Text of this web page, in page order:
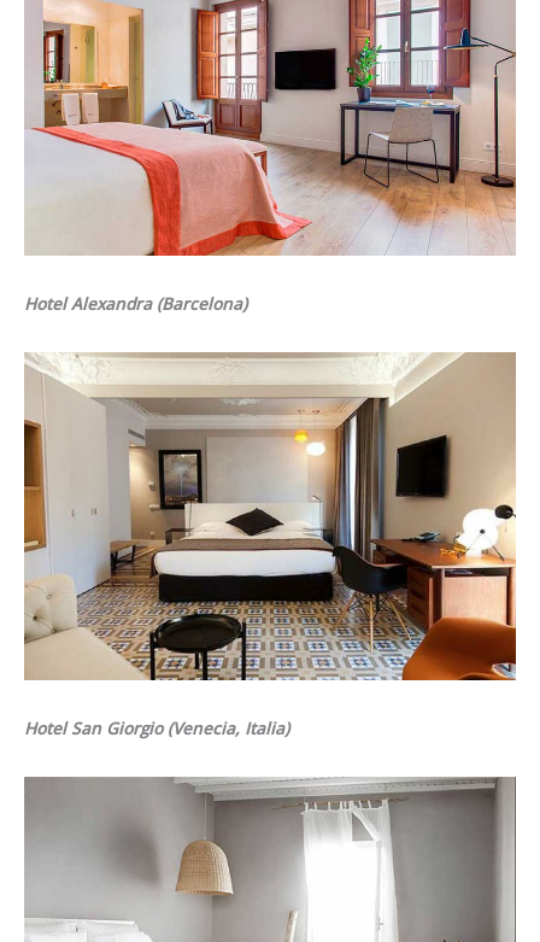
Hotel Alexandra (Barcelona)
Hotel San Giorgio (Venecia, Italia)